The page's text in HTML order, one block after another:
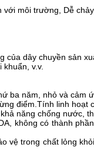
môi trường, Dễ
dây chuyền sản
v.v.
ba năm, nhỏ và cảm
điểm.Tính linh hoạt
năng chống nước,
không có thành
trong chất lỏng